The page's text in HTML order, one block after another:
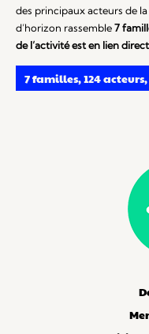
des principauxacteurs de
d’horizon rassemble7
del’activitéesten lien
7 familles, 124